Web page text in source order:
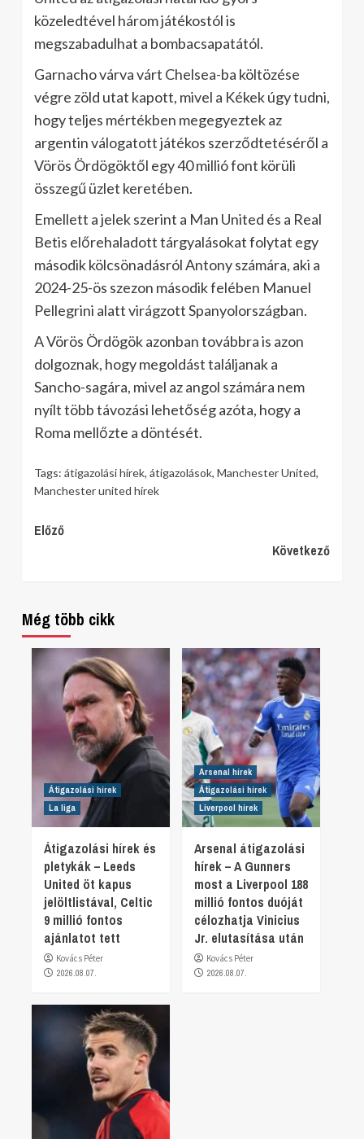
közeledtével három játékostól is
megszabadulhat a bombacsapatától.
Garnacho várva várt Chelsea-ba költözése
végre zöld utat kapott, mivel a Kékek úgy tudni,
hogy teljes mértékben megegyeztek az
argentin válogatott játékos szerződtetéséről a
Vörös Ördögöktől egy 40 millió font körüli
összegű üzlet keretében.
Emellett a jelek szerint a Man United és a Real
Betis előrehaladott tárgyalásokat folytat egy
második kölcsönadásról Antony számára, aki a
2024-25-ös szezon második felében Manuel
Pellegrini alatt virágzott Spanyolországban.
A Vörös Ördögök azonban továbbra is azon
dolgoznak, hogy megoldást találjanak a
Sancho-sagára, mivel az angol számára nem
nyílt több távozási lehetőség azóta, hogy a
Roma mellőzte a döntését.
Tags: átigazolási hírek, átigazolások, Manchester United,
Manchester united hírek
Continue
Előző
Következő
Még több cikk
Átigazolási hírek
La liga
Átigazolási hírek és
pletykák – Leeds
United öt kapus
jelöltlistával, Celtic
9 millió fontos
ajánlatot tett
Kovács Péter
2026.08.07.
Arsenal hírek
Átigazolási hírek
Liverpool hírek
Arsenal átigazolási
hírek – A Gunners
most a Liverpool 188
millió fontos duóját
célozhatja Vinicius
Jr. elutasítása után
Kovács Péter
2026.08.07.